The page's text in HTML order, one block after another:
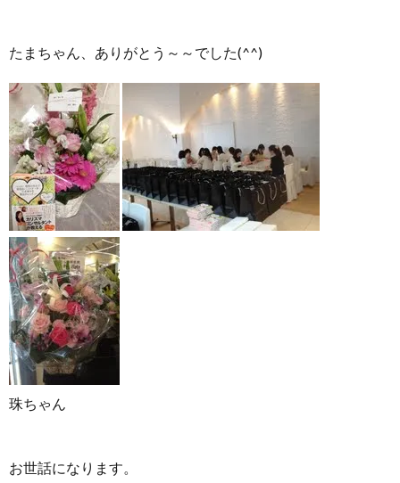
たまちゃん、ありがとう～～でした(^^)
珠ちゃん
お世話になります。